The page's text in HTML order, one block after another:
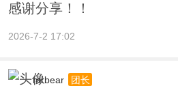
感谢分享！！
2026-7-2 17:02
mrbear 团长